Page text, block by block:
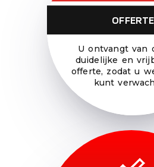
OFFERTE
U ontvangt van
duidelijke en
offerte, zodat u
kunt